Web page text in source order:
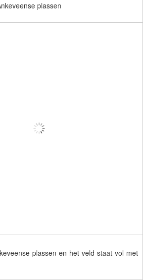
plassen
plassen en het veld staat vol met